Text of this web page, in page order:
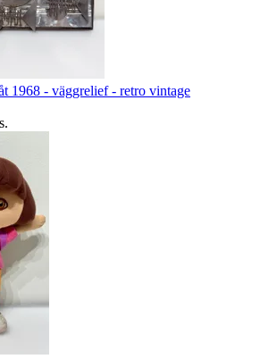
1968 - väggrelief - retro vintage
.